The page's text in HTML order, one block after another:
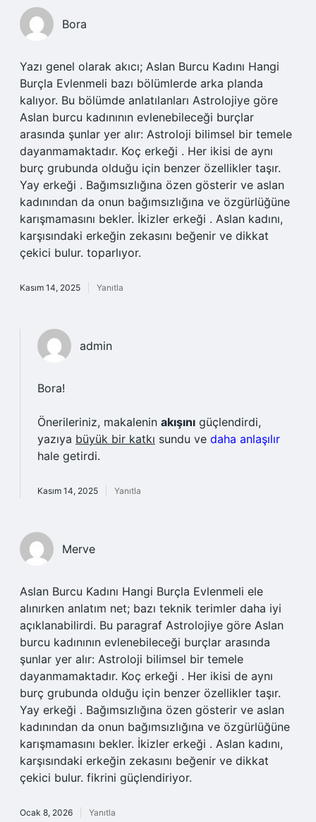
Bora
Yazı genel olarak akıcı; Aslan Burcu Kadını Hangi
Burçla Evlenmeli bazı bölümlerde arka planda
kalıyor. Bu bölümde anlatılanları Astrolojiye göre
Aslan burcu kadınının evlenebileceği burçlar
arasında şunlar yer alır: Astroloji bilimsel bir temele
dayanmamaktadır. Koç erkeği . Her ikisi de aynı
burç grubunda olduğu için benzer özellikler taşır.
Yay erkeği . Bağımsızlığına özen gösterir ve aslan
kadınından da onun bağımsızlığına ve özgürlüğüne
karışmamasını bekler. İkizler erkeği . Aslan kadını,
karşısındaki erkeğin zekasını beğenir ve dikkat
çekici bulur. toparlıyor.
Kasım 14, 2025 Yanıtla
admin
Bora!
Önerileriniz, makalenin akışını güçlendirdi,
yazıya büyük bir katkı sundu ve daha anlaşılır
hale getirdi.
Kasım 14, 2025 Yanıtla
Merve
Aslan Burcu Kadını Hangi Burçla Evlenmeli ele
alınırken anlatım net; bazı teknik terimler daha iyi
açıklanabilirdi. Bu paragraf Astrolojiye göre Aslan
burcu kadınının evlenebileceği burçlar arasında
şunlar yer alır: Astroloji bilimsel bir temele
dayanmamaktadır. Koç erkeği . Her ikisi de aynı
burç grubunda olduğu için benzer özellikler taşır.
Yay erkeği . Bağımsızlığına özen gösterir ve aslan
kadınından da onun bağımsızlığına ve özgürlüğüne
karışmamasını bekler. İkizler erkeği . Aslan kadını,
karşısındaki erkeğin zekasını beğenir ve dikkat
çekici bulur. fikrini güçlendiriyor.
Ocak 8, 2026 Yanıtla